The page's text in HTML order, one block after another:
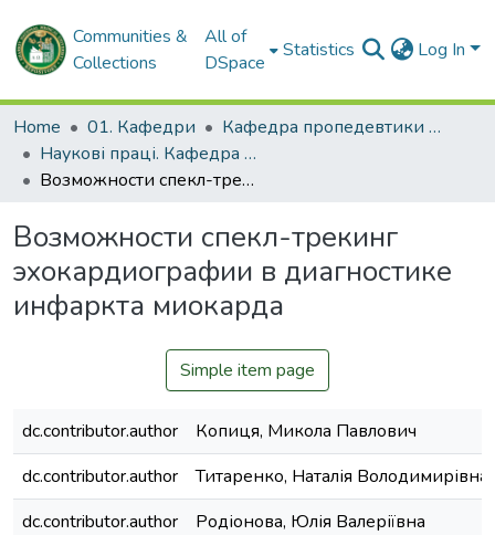
Communities &
Collections
All of
DSpace
Statistics Log In
Home 01. Кафедри
Кафедра пропедевтики внутрішньої медицини № 1, основ біоетики та біобезпеки
Наукові праці. Кафедра пропедевтики внутрішньої медицини № 1, основ біоетики та біобезпеки
Возможности спекл-трекинг эхокардиографии в диагностике инфаркта миокарда
Возможности спекл-трекинг
эхокардиографии в диагностике
инфаркта миокарда
Simple item page
dc.contributor.author
Копиця, Микола Павлович
dc.contributor.author
Титаренко, Наталія Володимирівна
dc.contributor.author
Родіонова, Юлія Валеріївна